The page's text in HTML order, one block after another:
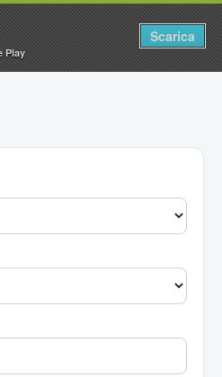
Play
Scarica